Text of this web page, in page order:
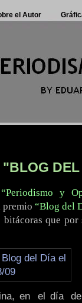
el Autor
"BLOG
“Periodismo y
“Blog del
bitácoras que
en el día .